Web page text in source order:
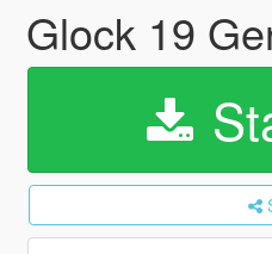
Glock 19